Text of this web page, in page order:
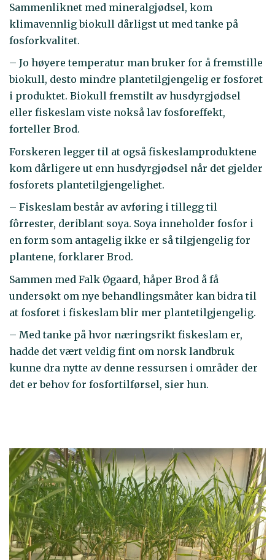
Sammenliknet med mineralgjødsel, kom
klimavennlig biokull dårligst ut med tanke på
fosforkvalitet.
– Jo høyere temperatur man bruker for å fremstille
biokull, desto mindre plantetilgjengelig er fosforet
i produktet. Biokull fremstilt av husdyrgjødsel
eller fiskeslam viste nokså lav fosforeffekt,
forteller Brod.
Forskeren legger til at også fiskeslamproduktene
kom dårligere ut enn husdyrgjødsel når det gjelder
fosforets plantetilgjengelighet.
– Fiskeslam består av avføring i tillegg til
fôrrester, deriblant soya. Soya inneholder fosfor i
en form som antagelig ikke er så tilgjengelig for
plantene, forklarer Brod.
Sammen med Falk Øgaard, håper Brod å få
undersøkt om nye behandlingsmåter kan bidra til
at fosforet i fiskeslam blir mer plantetilgjengelig.
– Med tanke på hvor næringsrikt fiskeslam er,
hadde det vært veldig fint om norsk landbruk
kunne dra nytte av denne ressursen i områder der
det er behov for fosfortilførsel, sier hun.